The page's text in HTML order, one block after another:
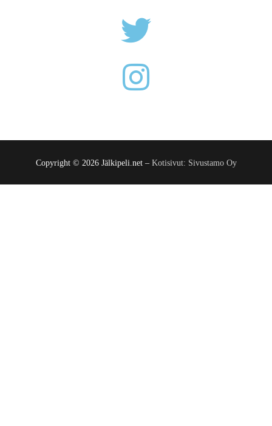
Copyright © 2026 Jälkipeli.net – Kotisivut: Sivustamo Oy